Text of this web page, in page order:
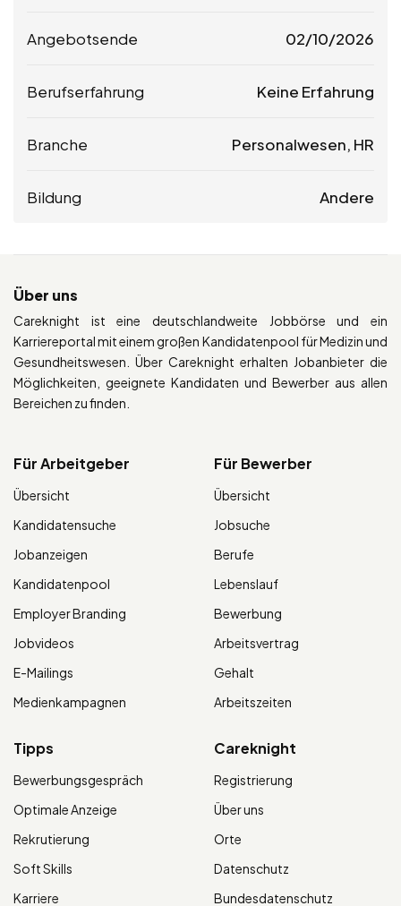
Angebotsende 02/10/2026
Berufserfahrung Keine Erfahrung
Branche Personalwesen, HR
Bildung Andere
Über uns
Careknight ist eine deutschlandweite Jobbörse und ein
Karriereportal mit einem großen Kandidatenpool für Medizin und
Gesundheitswesen. Über Careknight erhalten Jobanbieter die
Möglichkeiten, geeignete Kandidaten und Bewerber aus allen
Bereichen zu finden.
Für Arbeitgeber
Übersicht
Kandidatensuche
Jobanzeigen
Kandidatenpool
Employer Branding
Jobvideos
E-Mailings
Medienkampagnen
Für Bewerber
Übersicht
Jobsuche
Berufe
Lebenslauf
Bewerbung
Arbeitsvertrag
Gehalt
Arbeitszeiten
Tipps
Bewerbungsgespräch
Optimale Anzeige
Rekrutierung
Soft Skills
Karriere
Careknight
Registrierung
Über uns
Orte
Datenschutz
Bundesdatenschutz